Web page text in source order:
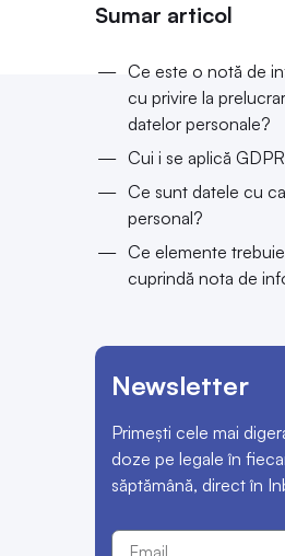
Sumar articol
Ce este o notă de
cu privire la
datelor personale?
Cui i se aplică
Ce sunt datele cu
personal?
Ce elemente
cuprindă nota de
Newsletter
Primești cele mai
doze pe legale în
săptămână, direct în